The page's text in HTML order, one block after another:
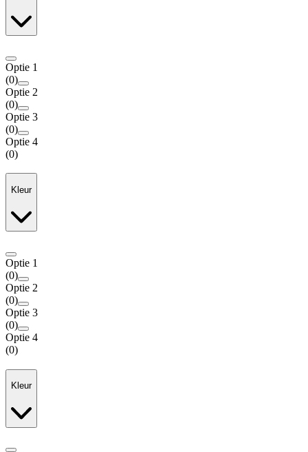
Optie 1
(0)
Optie 2
(0)
Optie 3
(0)
Optie 4
(0)
Kleur
Optie 1
(0)
Optie 2
(0)
Optie 3
(0)
Optie 4
(0)
Kleur